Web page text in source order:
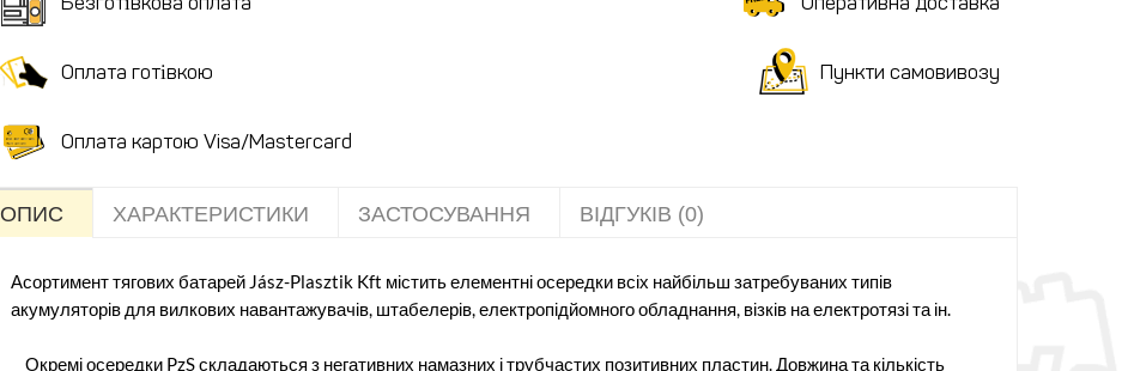
Безготівкова оплата
Оплата готівкою
Оплата картою Visa/Mastercard
Оперативна доставка
Пункти самовивозу
ОПИС ХАРАКТЕРИСТИКИ ЗАСТОСУВАННЯ ВІДГУКІВ (0)
Асортимент тягових батарей Jász-Plasztik Kft містить елементні осередки всіх найбільш затребуваних типів
акумуляторів для вилкових навантажувачів, штабелерів, електропідйомного обладнання, візків на електротязі та ін.
Окремі осередки PzS складаються з негативних намазних і трубчастих позитивних пластин. Довжина та кількість